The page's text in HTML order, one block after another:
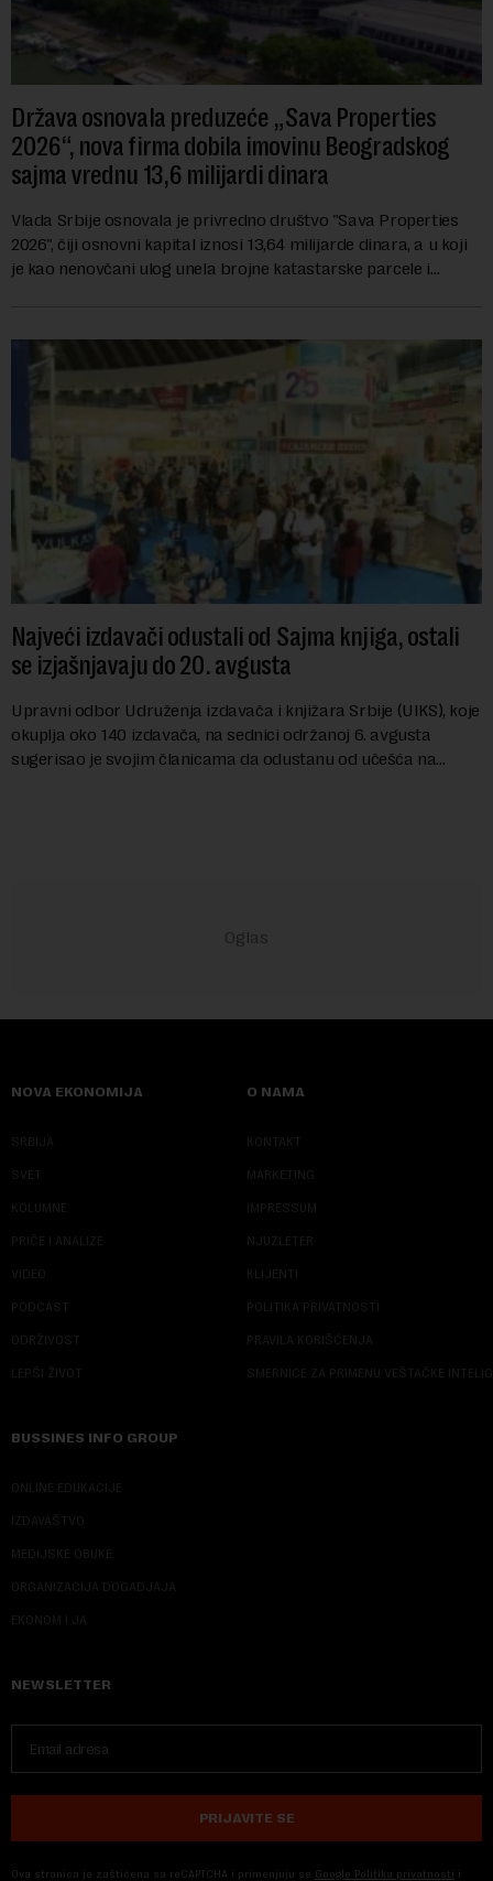
Država osnovala preduzeće „Sava Properties
2026“, nova firma dobila imovinu Beogradskog
sajma vrednu 13,6 milijardi dinara
Vlada Srbije osnovala je privredno društvo "Sava Properties
2026", čiji osnovni kapital iznosi 13,64 milijarde dinara, a u koji
je kao nenovčani ulog unela brojne katastarske parcele i
Najveći izdavači odustali od Sajma knjiga, ostali
se izjašnjavaju do 20. avgusta
Upravni odbor Udruženja izdavača i knjižara Srbije (UIKS), koje
okuplja oko 140 izdavača, na sednici održanoj 6. avgusta
sugerisao je svojim članicama da odustanu od učešća na
NOVA EKONOMIJA
SRBIJA
SVET
KOLUMNE
PRIČE I ANALIZE
VIDEO
PODCAST
ODRŽIVOST
LEPŠI ŽIVOT
O NAMA
KONTAKT
MARKETING
IMPRESSUM
NJUZLETER
KLIJENTI
POLITIKA PRIVATNOSTI
PRAVILA KORIŠĆENJA
SMERNICE ZA PRIMENU VEŠTAČKE
BUSSINES INFO GROUP
ONLINE EDUKACIJE
IZDAVAŠTVO
MEDIJSKE OBUKE
ORGANIZACIJA DOGADJAJA
EKONOM I JA
NEWSLETTER
PRIJAVITE SE
Ova stranica je zaštićena sa reCAPTCHA i primenjuju se Google Politika privatnosti i